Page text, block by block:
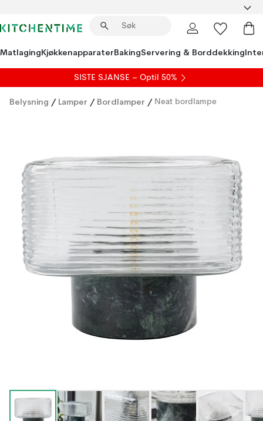
MatlagingKjøkkenapparaterBakingServering & Borddekking
SISTE SJANSE – Optil 50%
Belysning / Lamper / Bordlamper / Neat bordlampe